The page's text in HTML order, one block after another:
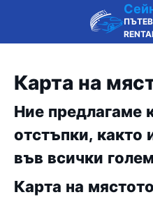
Карта на
Ние предлагаме
отстъпки, както
във всички
Карта на мястото